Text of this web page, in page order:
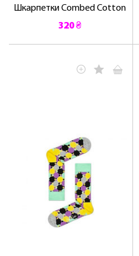
Шкарпетки Combed Cotton
320 ₴